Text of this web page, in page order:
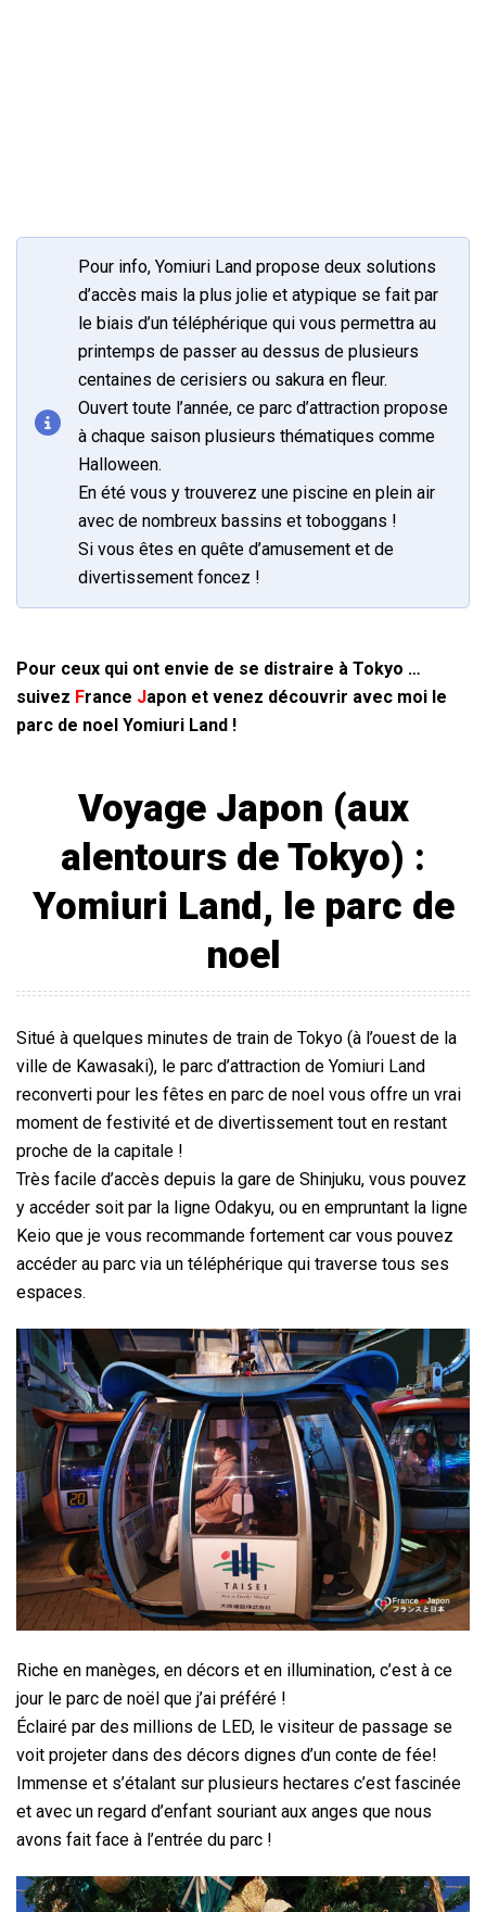
Pour info, Yomiuri Land propose deux solutions
d’accès mais la plus jolie et atypique se fait par
le biais d’un téléphérique qui vous permettra au
printemps de passer au dessus de plusieurs
centaines de cerisiers ou sakura en fleur.
Ouvert toute l’année, ce parc d’attraction propose
à chaque saison plusieurs thématiques comme
Halloween.
En été vous y trouverez une piscine en plein air
avec de nombreux bassins et toboggans !
Si vous êtes en quête d’amusement et de
divertissement foncez !
Pour ceux qui ont envie de se distraire à Tokyo …
suivez France Japon et venez découvrir avec moi le
parc de noel Yomiuri Land !
Voyage Japon (aux
alentours de Tokyo) :
Yomiuri Land, le parc de
noel
Situé à quelques minutes de train de Tokyo (à l’ouest de la
ville de Kawasaki), le parc d’attraction de Yomiuri Land
reconverti pour les fêtes en parc de noel vous offre un vrai
moment de festivité et de divertissement tout en restant
proche de la capitale !
Très facile d’accès depuis la gare de Shinjuku, vous pouvez
y accéder soit par la ligne Odakyu, ou en empruntant la ligne
Keio que je vous recommande fortement car vous pouvez
accéder au parc via un téléphérique qui traverse tous ses
espaces.
Riche en manèges, en décors et en illumination, c’est à ce
jour le parc de noël que j’ai préféré !
Éclairé par des millions de LED, le visiteur de passage se
voit projeter dans des décors dignes d’un conte de fée!
Immense et s’étalant sur plusieurs hectares c’est fascinée
et avec un regard d’enfant souriant aux anges que nous
avons fait face à l’entrée du parc !